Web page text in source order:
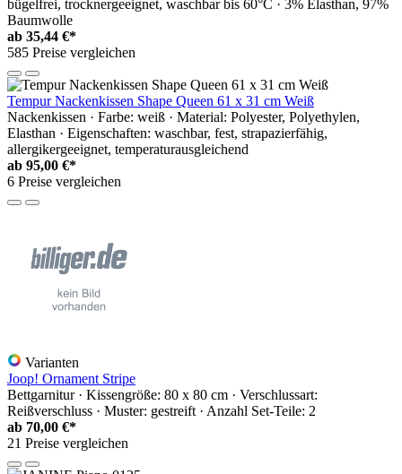
bügelfrei, trocknergeeignet, waschbar bis 60°C · 3% Elasthan, 97%
Baumwolle
ab 35,44 €*
585 Preise vergleichen
Tempur Nackenkissen Shape Queen 61 x 31 cm Weiß
Nackenkissen · Farbe: weiß · Material: Polyester, Polyethylen,
Elasthan · Eigenschaften: waschbar, fest, strapazierfähig,
allergikergeeignet, temperaturausgleichend
ab 95,00 €*
6 Preise vergleichen
Varianten
Joop! Ornament Stripe
Bettgarnitur · Kissengröße: 80 x 80 cm · Verschlussart:
Reißverschluss · Muster: gestreift · Anzahl Set-Teile: 2
ab 70,00 €*
21 Preise vergleichen